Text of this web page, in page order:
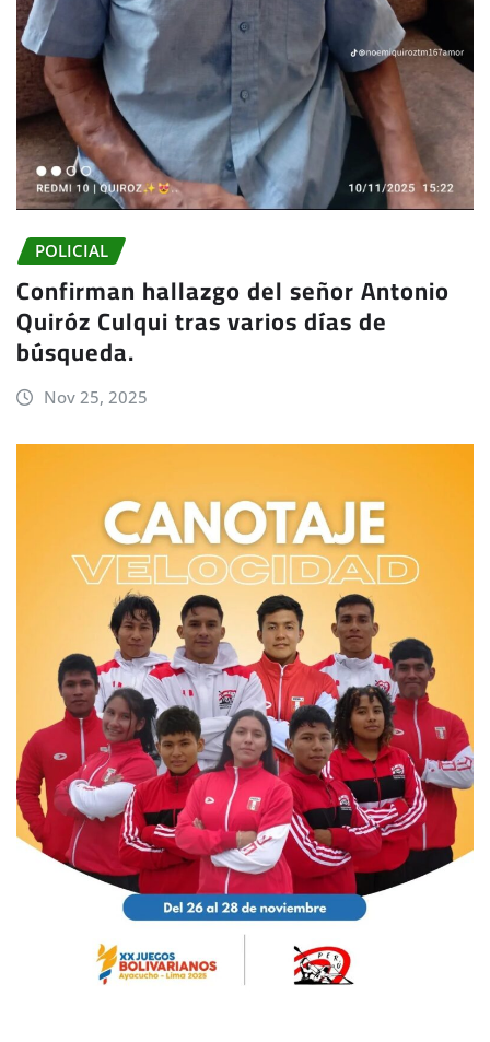
POLICIAL
Confirman hallazgo del señor Antonio
Quiróz Culqui tras varios días de
búsqueda.
Nov 25, 2025